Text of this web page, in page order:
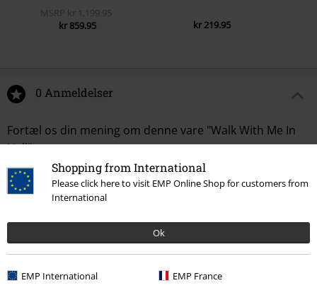
Shopping from International
Please click here to visit EMP Online Shop for customers from
International
Ok
EMP International EMP France
MSRP kr 1,199.95
kr 859.95
kr 219.95
0 Anmeldelser
Fortæl os din mening om denne vare "Walk With Me In
Hell".
Skriv anmeldelse